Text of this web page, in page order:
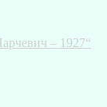
– 1927“